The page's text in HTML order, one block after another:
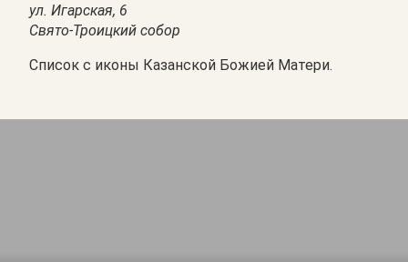
ул. Игарская, 6
Свято-Троицкий собор
Список с иконы Казанской Божией Матери.